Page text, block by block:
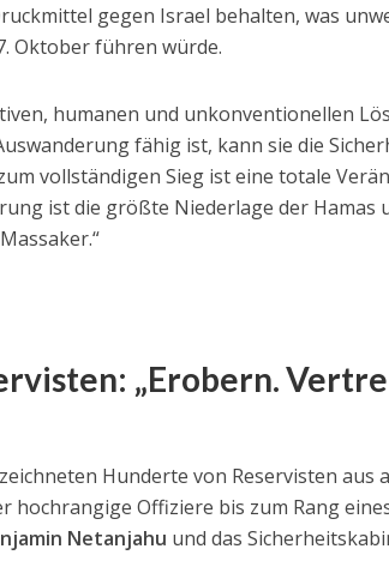
gegen Israel behalten, was
Oktober führen würde.
humanen und unkonventionellen
fähig ist, kann sie die
vollständigen Sieg ist eine totale
ist die größte Niederlage der Hamas
„Erobern.
Hunderte von Reservisten aus
Offiziere bis zum Rang
Netanjahu und das